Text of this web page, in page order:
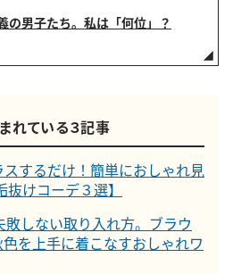
の男子たち。私は「何位」？
れている３記事
するだけ！簡単におしゃれ見
けコーデ３選】
しない取り入れ方。ブラウ
を上手に着こなすおしゃれワ